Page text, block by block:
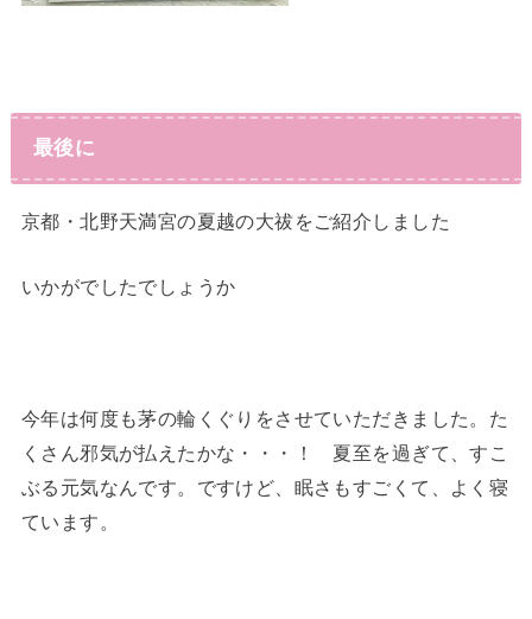
最後に
京都・北野天満宮の夏越の大祓をご紹介しました
いかがでしたでしょうか
今年は何度も茅の輪くぐりをさせていただきました。た
くさん邪気が払えたかな・・・！ 夏至を過ぎて、すこ
ぶる元気なんです。ですけど、眠さもすごくて、よく寝
ています。